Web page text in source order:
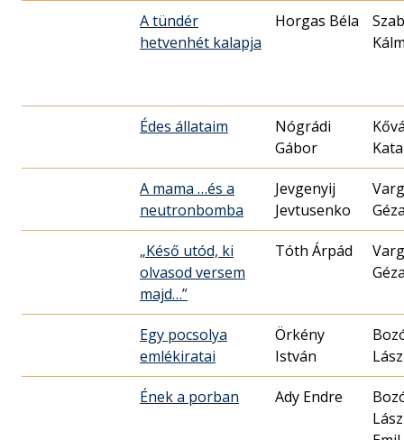
A tündér
hetvenhét kalapja
Horgas Béla
Édes állataim
Nógrádi
Gábor
A mama …és a
neutronbomba
Jevgenyij
Jevtusenko
„Késő utód, ki
olvasod versem
majd…”
Tóth Árpád
Egy pocsolya
emlékiratai
Örkény
István
Ének a porban Ady Endre